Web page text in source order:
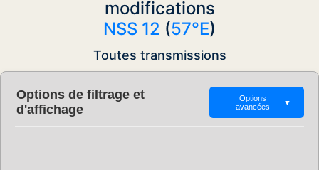
modifications
NSS 12 (57°E)
Toutes transmissions
Options de filtrage et
d'affichage
Options
avancées
▼